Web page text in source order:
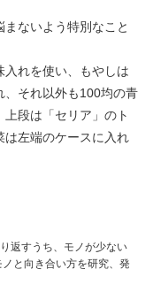
ないよう特別なこと
入れを使い、もやしは
、それ以外も100均の青
段は「セリア」のト
は左端のケースに入れ
返すうち、モノが少ない
と向き合い方を研究、発